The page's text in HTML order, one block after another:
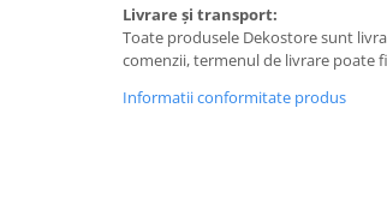
Livrare și transport:
Toate produsele Dekostore sunt
comenzii, termenul de livrare poate
Informatii conformitate produs